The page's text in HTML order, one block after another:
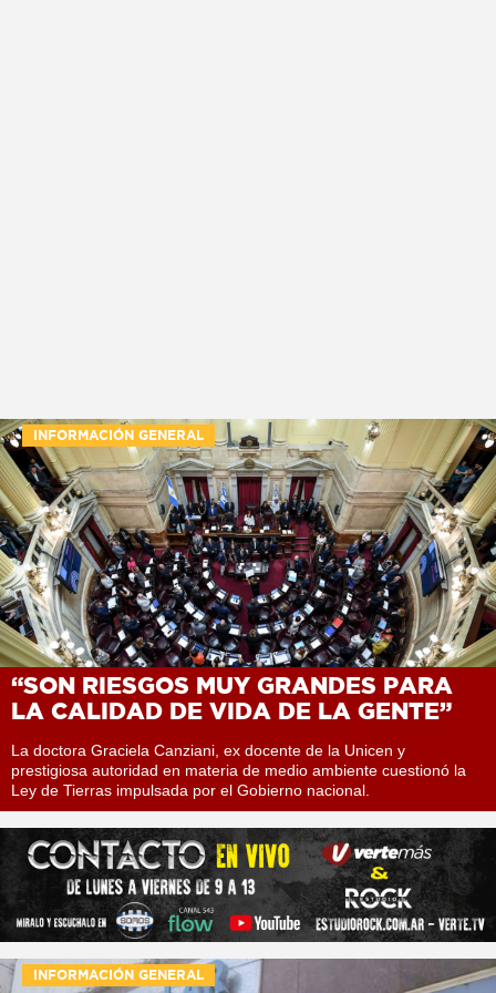
INFORMACIÓN GENERAL
“SON RIESGOS MUY GRANDES PARA
LA CALIDAD DE VIDA DE LA GENTE”
La doctora Graciela Canziani, ex docente de la Unicen y
prestigiosa autoridad en materia de medio ambiente cuestionó la
Ley de Tierras impulsada por el Gobierno nacional.
INFORMACIÓN GENERAL